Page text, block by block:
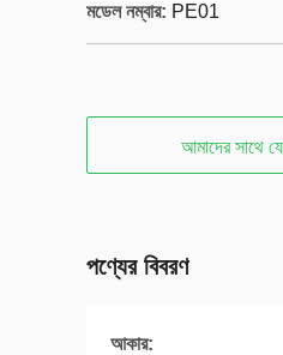
মডেল নম্বার: PE01
আমাদের সাথে
পণ্যের বিবরণ
আকার: